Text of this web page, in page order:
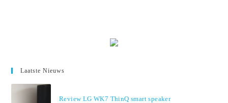
Laatste Nieuws
Review LG WK7 ThinQ smart speaker